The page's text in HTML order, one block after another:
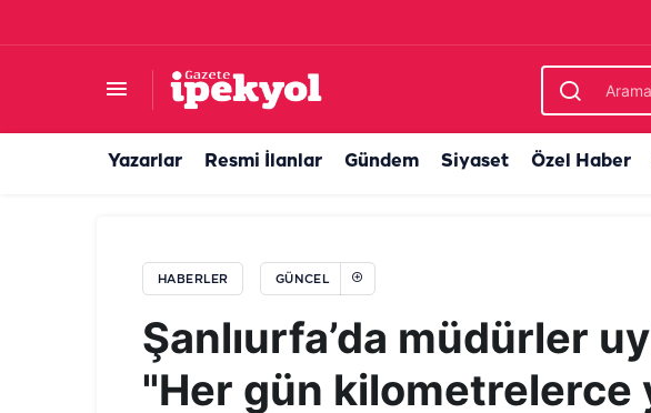
Yazarlar Resmi İlanlar Gündem Siyaset Özel Haber
HABERLER GÜNCEL
Şanlıurfa’da müdürler
"Her gün kilometrelerce
Sabah namazı sırasında gökyüzünde görüldü! Balıklıgöl’de